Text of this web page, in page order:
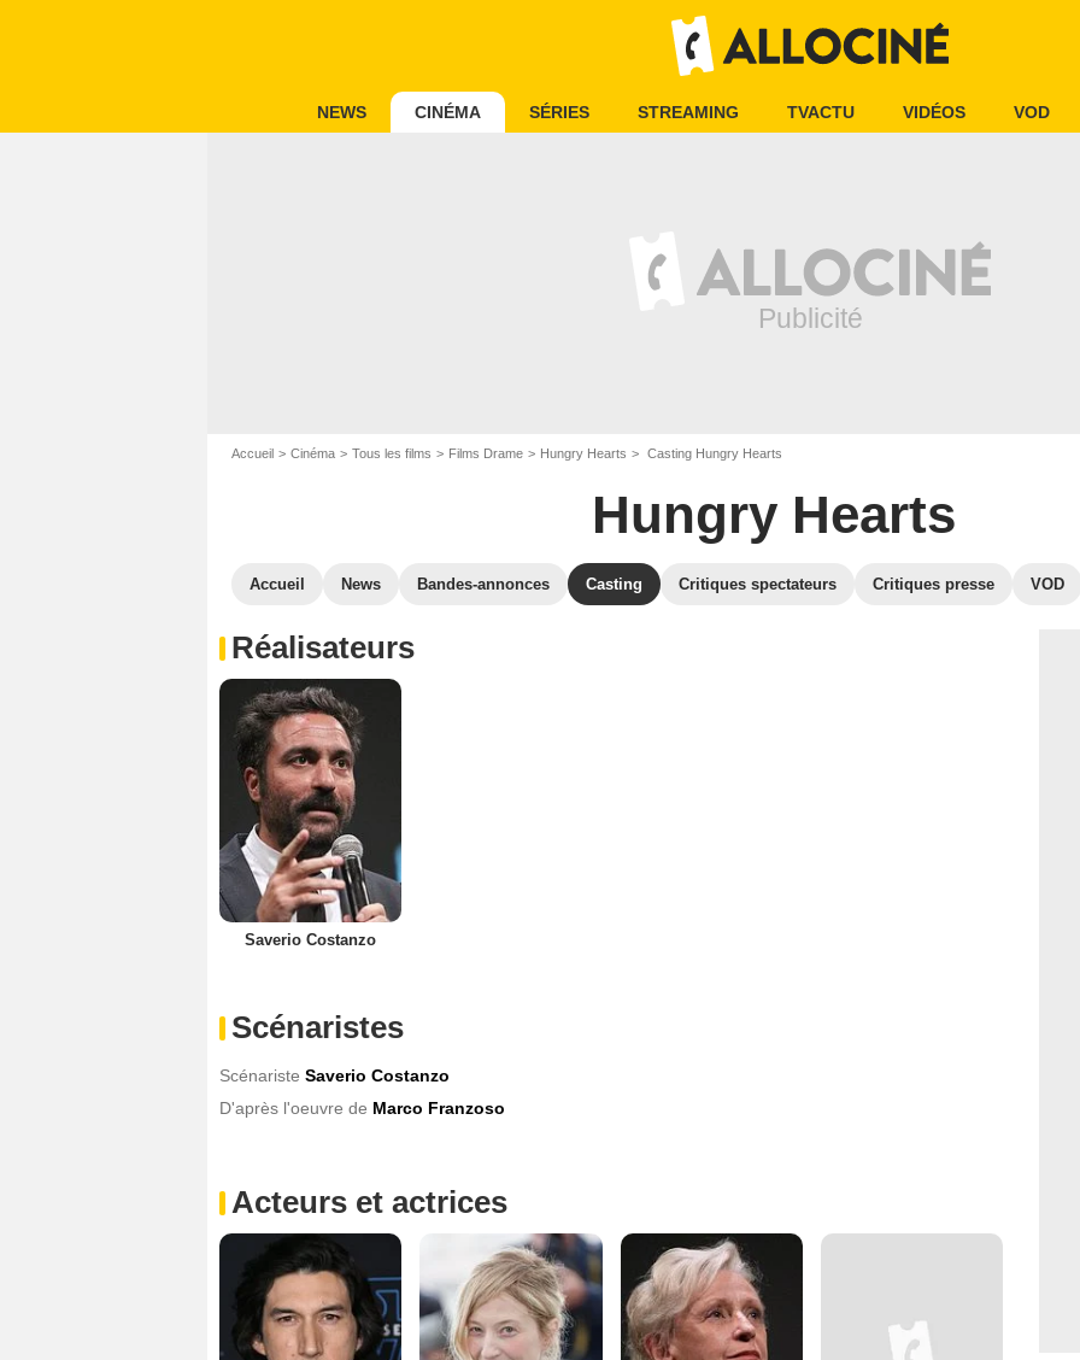
NEWS CINÉMA SÉRIES STREAMING TVACTU VIDÉOS VOD
Accueil Cinéma Tous les films Films Drame Hungry Hearts Casting Hungry Hearts
Hungry Hearts
Accueil News Bandes-annonces Casting Critiques spectateurs Critiques presse VOD
Réalisateurs
Saverio Costanzo
Scénaristes
Scénariste Saverio Costanzo
D'après l'oeuvre de Marco Franzoso
Acteurs et actrices